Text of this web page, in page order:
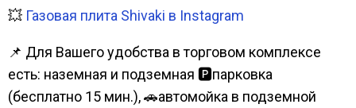
💥 Газовая плита Shivaki в Instagram
📌 Для Вашего удобства в торговом комплексе
есть: наземная и подземная 🅿парковка
(бесплатно 15 мин.), 🚗автомойка в подземной